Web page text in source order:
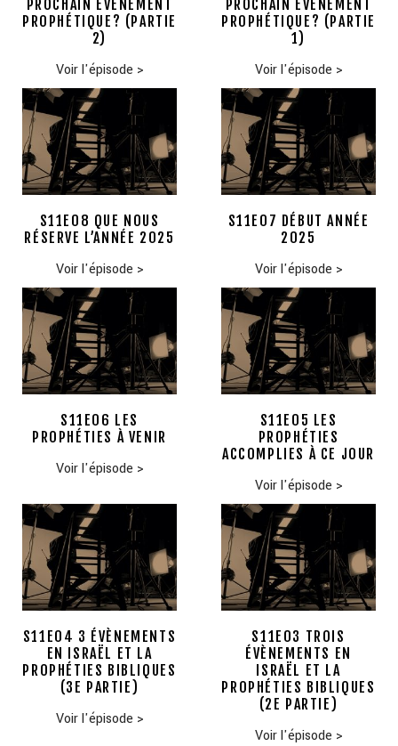
PROCHAIN ÉVÉNEMENT
PROPHÉTIQUE? (PARTIE
2)
Voir l'épisode >
PROCHAIN ÉVÉNEMENT
PROPHÉTIQUE? (PARTIE
1)
Voir l'épisode >
S11E08 QUE NOUS
RÉSERVE L’ANNÉE 2025
Voir l'épisode >
S11E07 DÉBUT ANNÉE
2025
Voir l'épisode >
S11E06 LES
PROPHÉTIES À VENIR
Voir l'épisode >
S11E05 LES
PROPHÉTIES
ACCOMPLIES À CE JOUR
Voir l'épisode >
S11E04 3 ÉVÈNEMENTS
EN ISRAËL ET LA
PROPHÉTIES BIBLIQUES
(3E PARTIE)
Voir l'épisode >
S11E03 TROIS
ÉVÈNEMENTS EN
ISRAËL ET LA
PROPHÉTIES BIBLIQUES
(2E PARTIE)
Voir l'épisode >